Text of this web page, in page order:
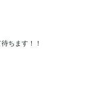
ちます！！